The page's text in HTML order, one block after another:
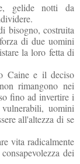
gelide notti da
bisogno, costruita
di due uomini
la loro fetta di
Caine e il deciso
rimangono nei
fino ad invertire i
uomini
all'altezza di se
vita radicalmente
dei